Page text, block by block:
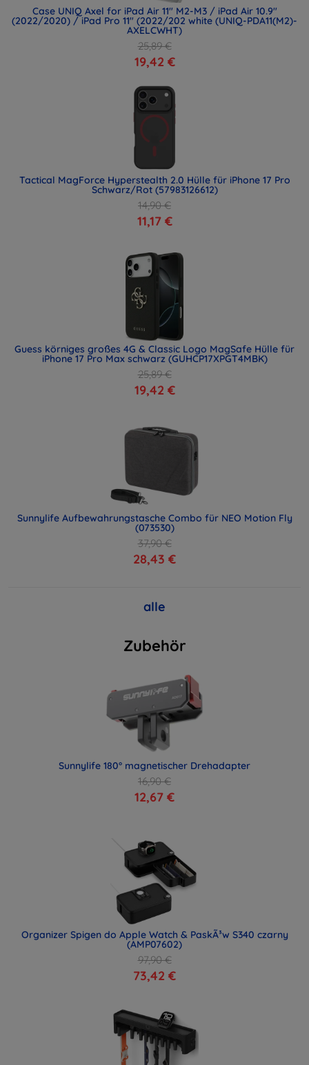
Case UNIQ Axel for iPad Air 11" M2-M3 / iPad Air 10.9"
(2022/2020) / iPad Pro 11" (2022/202 white (UNIQ-PDA11(M2)-
AXELCWHT)
25,89 €
19,42 €
Tactical MagForce Hyperstealth 2.0 Hülle für iPhone 17 Pro
Schwarz/Rot (57983126612)
14,90 €
11,17 €
Guess körniges großes 4G & Classic Logo MagSafe Hülle für
iPhone 17 Pro Max schwarz (GUHCP17XPGT4MBK)
25,89 €
19,42 €
Sunnylife Aufbewahrungstasche Combo für NEO Motion Fly
(073530)
37,90 €
28,43 €
alle
Zubehör
Sunnylife 180° magnetischer Drehadapter
16,90 €
12,67 €
Organizer Spigen do Apple Watch & PaskÃ³w S340 czarny
(AMP07602)
97,90 €
73,42 €